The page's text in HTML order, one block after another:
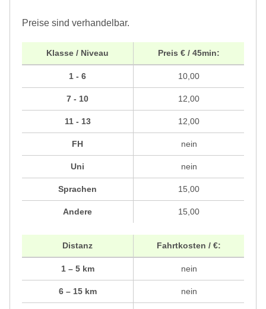
Preise sind verhandelbar.
Klasse / Niveau
1 - 6
7 - 10
11 - 13
FH
Uni
Sprachen
Andere
Preis € / 45min:
10,00
12,00
12,00
nein
nein
15,00
15,00
Distanz
1 – 5 km
6 – 15 km
Fahrtkosten / €:
nein
nein